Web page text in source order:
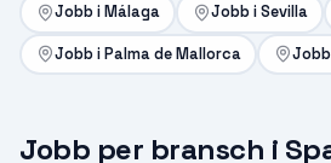
Jobb iMálaga Jobb iSevilla
Jobb iPalma de Mallorca
Jobb per bransch i